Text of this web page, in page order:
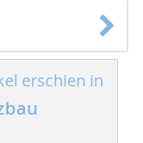
erschien in